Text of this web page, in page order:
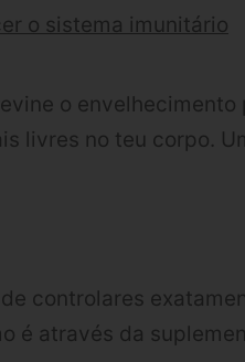
o sistema imunitário
o
livres no teu corpo.
controlares
é através da